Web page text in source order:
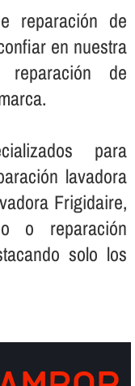
reparación de
en nuestra
de
para
lavadora
Frigidaire,
o reparación
solo los